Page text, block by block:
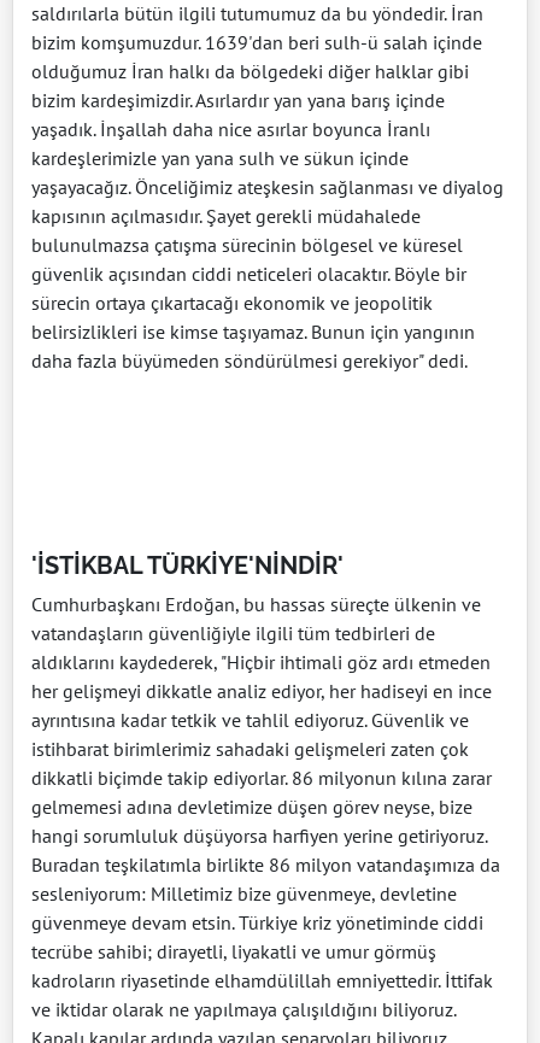
saldırılarla bütün ilgili tutumumuz da bu yöndedir. İran
bizim komşumuzdur. 1639'dan beri sulh-ü salah içinde
olduğumuz İran halkı da bölgedeki diğer halklar gibi
bizim kardeşimizdir. Asırlardır yan yana barış içinde
yaşadık. İnşallah daha nice asırlar boyunca İranlı
kardeşlerimizle yan yana sulh ve sükun içinde
yaşayacağız. Önceliğimiz ateşkesin sağlanması ve diyalog
kapısının açılmasıdır. Şayet gerekli müdahalede
bulunulmazsa çatışma sürecinin bölgesel ve küresel
güvenlik açısından ciddi neticeleri olacaktır. Böyle bir
sürecin ortaya çıkartacağı ekonomik ve jeopolitik
belirsizlikleri ise kimse taşıyamaz. Bunun için yangının
daha fazla büyümeden söndürülmesi gerekiyor" dedi.
'İSTİKBAL TÜRKİYE'NİNDİR'
Cumhurbaşkanı Erdoğan, bu hassas süreçte ülkenin ve
vatandaşların güvenliğiyle ilgili tüm tedbirleri de
aldıklarını kaydederek, "Hiçbir ihtimali göz ardı etmeden
her gelişmeyi dikkatle analiz ediyor, her hadiseyi en ince
ayrıntısına kadar tetkik ve tahlil ediyoruz. Güvenlik ve
istihbarat birimlerimiz sahadaki gelişmeleri zaten çok
dikkatli biçimde takip ediyorlar. 86 milyonun kılına zarar
gelmemesi adına devletimize düşen görev neyse, bize
hangi sorumluluk düşüyorsa harfiyen yerine getiriyoruz.
Buradan teşkilatımla birlikte 86 milyon vatandaşımıza da
sesleniyorum: Milletimiz bize güvenmeye, devletine
güvenmeye devam etsin. Türkiye kriz yönetiminde ciddi
tecrübe sahibi; dirayetli, liyakatli ve umur görmüş
kadroların riyasetinde elhamdülillah emniyettedir. İttifak
ve iktidar olarak ne yapılmaya çalışıldığını biliyoruz.